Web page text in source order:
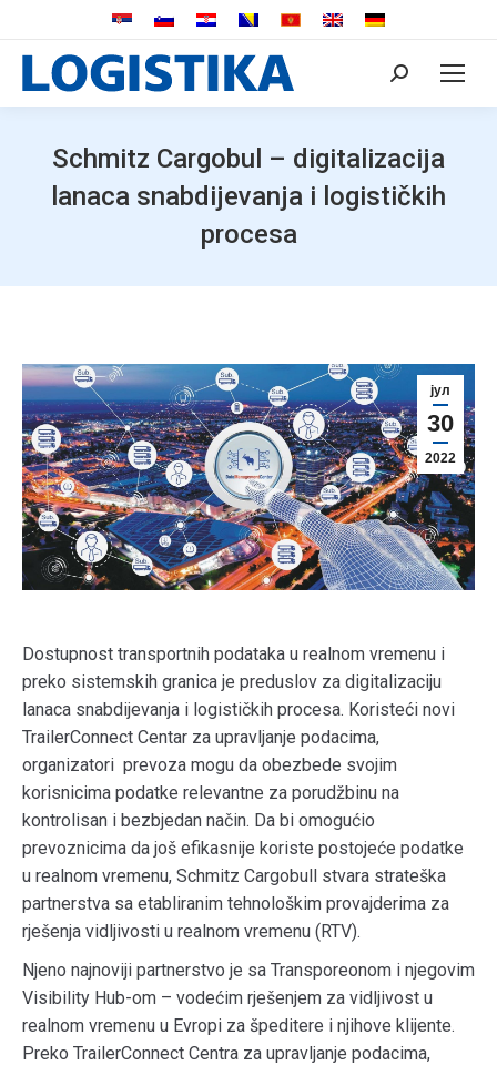
Search:
Schmitz Cargobul – digitalizacija
lanaca snabdijevanja i logističkih
procesa
јул
30
2022
Dostupnost transportnih podataka u realnom vremenu i
preko sistemskih granica je preduslov za digitalizaciju
lanaca snabdijevanja i logističkih procesa. Koristeći novi
TrailerConnect Centar za upravljanje podacima,
organizatori prevoza mogu da obezbede svojim
korisnicima podatke relevantne za porudžbinu na
kontrolisan i bezbjedan način. Da bi omogućio
prevoznicima da još efikasnije koriste postojeće podatke
u realnom vremenu, Schmitz Cargobull stvara strateška
partnerstva sa etabliranim tehnološkim provajderima za
rješenja vidljivosti u realnom vremenu (RTV).
Njeno najnoviji partnerstvo je sa Transporeonom i njegovim
Visibility Hub-om – vodećim rješenjem za vidljivost u
realnom vremenu u Evropi za špeditere i njihove klijente.
Preko TrailerConnect Centra za upravljanje podacima,